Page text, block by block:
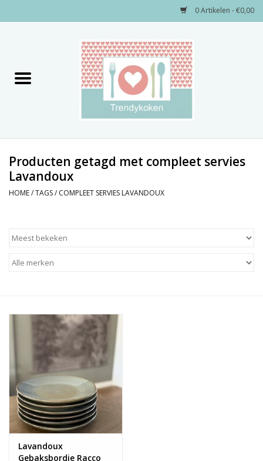
0 Artikelen - €0,00
Decoratie
Keukengerei
NIEUW!
Kleuren
Producten getagd met compleet servies
Lavandoux
HOME/TAGS/ COMPLEET SERVIES LAVANDOUX
Lavandoux
Gebaksbordje Racco